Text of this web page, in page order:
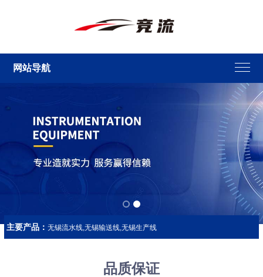
网站导航
主要产品：无锡流水线,无锡输送线,无锡生产线
品质保证